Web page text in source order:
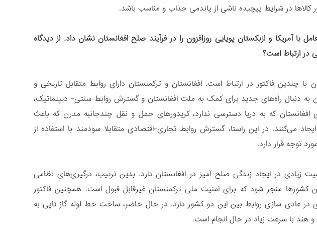
کالاها در شرایط پیچیده ناشی از پاندمی جذاب و مناسب باشد.
آمریکا و ازبکستان پویایی روزافزون را در فرآیند صلح افغانستان نشان داد. از دیدگاه
در ارتباط است؟
با چندین فاکتور در ارتباط است. افغانستان و ترکمنستان دارای روابط متقابل تاریخی و
دنبال راه‌های جدید برای کمک به ملت افغانستان و گسترش روابط سنتی- دیپلماتیک،
که به دریا دسترسی ندارد، کریدورهای حمل و نقل چندجانبه مدرن که باعث
می‌کنند. در این راستا، گسترش روابط تجاری-اقتصادی متقابلا سودمند با استفاده از
توجه قرار دارد.
زیادی در ایجاد زندگی صلح آمیز در افغانستان دارد. بدین ترتیب، درگیری‌های نظامی
کشورها منجر شود که برای امنیت ملی ترکمنستان غیرقابل قبول است. همچنین فاکتور
در عادی سازی روابط بین این دو کشور دارد. در حال حاضر، ساخت خط لوله گاز تاپی به